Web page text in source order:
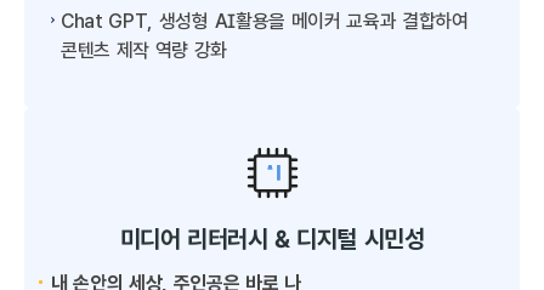
Chat GPT, 생성형 AI활용을 메이커 교육과 결합하여
콘텐츠 제작 역량 강화
미디어 리터러시 & 디지털 시민성
내 손안의 세상, 주인공은 바로 나